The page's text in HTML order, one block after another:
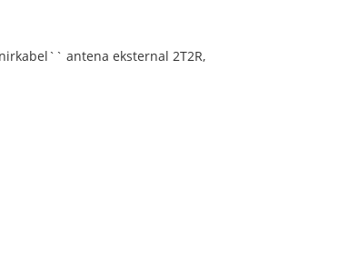
antena eksternal 2T2R,